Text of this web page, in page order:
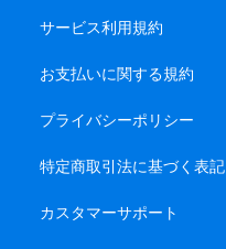
サービス利用規約
お支払いに関する規約
プライバシーポリシー
特定商取引法に基づく表記
カスタマーサポート